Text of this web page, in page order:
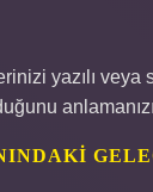
yazılı veya